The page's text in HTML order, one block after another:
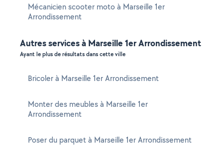
Mécanicien scooter moto à Marseille 1er
Arrondissement
Autres services à Marseille 1er Arrondissement
Ayant le plus de résultats dans cette ville
Bricoler à Marseille 1er Arrondissement
Monter des meubles à Marseille 1er
Arrondissement
Poser du parquet à Marseille 1er Arrondissement